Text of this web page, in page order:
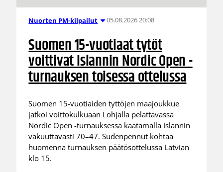
Nuorten PM-kilpailut 05.08.2026 20:08
Suomen 15-vuotiaat tytöt
voittivat Islannin Nordic Open -
turnauksen toisessa ottelussa
Suomen 15-vuotiaiden tyttöjen maajoukkue
jatkoi voittokulkuaan Lohjalla pelattavassa
Nordic Open -turnauksessa kaatamalla Islannin
vakuuttavasti 70–47. Sudenpennut kohtaa
huomenna turnauksen päätösottelussa Latvian
klo 15.